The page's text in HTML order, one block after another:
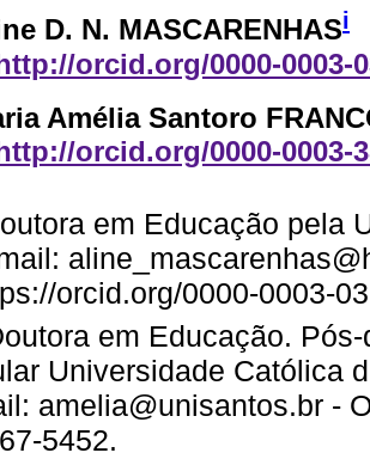
D. N. MASCARENHASi
orcid.org/0000-0003-
Amélia Santoro
orcid.org/0000-0003-
em Educação pela
orcid.org/0000-0003-
em Educação.
Universidade Católica
amelia@unisantos.br -
5452.